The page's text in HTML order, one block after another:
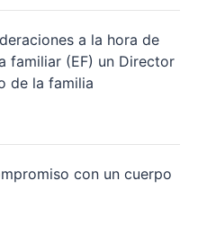
a la hora de
familiar (EF) un Director
de la familia
con un cuerpo